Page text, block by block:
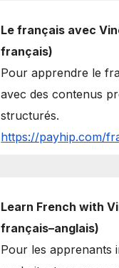
Le français avec
français)
Pour apprendre le
avec des contenus
structurés.
https://payhip.com/
Learn French with
français–anglais)
Pour les apprenants